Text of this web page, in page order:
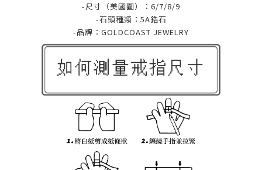
-尺寸（美國圍）：6/7/8/9
-石頭種類：5A鋯石
-品牌： GOLDCOAST JEWELRY